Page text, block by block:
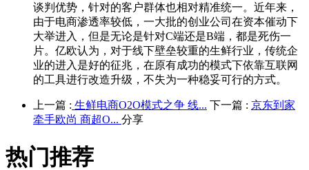
谈判优势，针对的客户群体也相对精准统一。近年来，
由于电商渗透率较低，一大批的创业公司在资本催动下
大举进入，但是无论是针对C端还是B端，都是死伤一
片。亿欧认为，对于线下壁垒较重的生鲜行业，传统企
业的进入是好的征兆，在原有成功的模式下依靠互联网
的工具进行改造升级，不失为一种稳妥可行的方式。
上一篇 : 生鲜电商O2O模式之争 线... 下一篇 : 京东到家
牵手欧尚 商超O... 分享
热门推荐